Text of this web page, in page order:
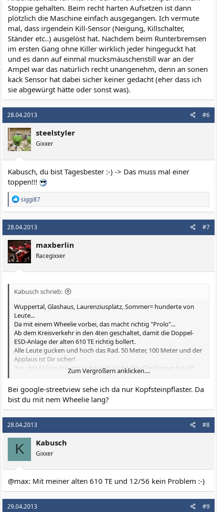
Stoppie gehalten. Beim recht harten Aufsetzen ist dann
plötzlich die Maschine einfach ausgegangen. Ich vermute
mal, dass irgendein Kill-Sensor (Neigung, Killschalter,
Ständer etc..) ausgelöst hat. Nachdem beim Runterbremsen
im ersten Gang ohne Killer wirklich jeder hingeguckt hat
und es dann auf einmal mucksmäuschenstill war an der
Ampel war das natürlich recht unangenehm, denn an sonen
kack Sensor hat dabei sicher keiner gedacht (eher dass ich
sie abgewürgt hätte oder sonst was).
28.04.2013 #6
steelstyler
Gixxer
Kabusch, du bist Tagesbester :-) -> Das muss mal einer
toppen!!!
R
e
a
k
t
i
o
n
e
n
siggi87
28.04.2013 #7
maxberlin
Racegixxer
Kabusch schrieb:
Wuppertal, Glashaus, Laurenziusplatz, Sommer= hunderte von
Leute...
Da mit einem Wheelie vorbei, das macht richtig "Prolo"...
Ab dem Kreisverkehr in den 4ten geschaltet, damit die Doppel-
ESD-Anlage der alten 610 TE richtig bollert.
Alle Leute gucken und hoch das Rad. 50 Meter, 100 Meter und der
Applaus ist Dir sicher!
Yep, der Ablaus war mir sicher = In Höhe des Glashauses bin ich
dann nach hinten übergekippt und lang
die Strasse entlang gerutscht. Nix passiert. Nachdem das Lachen
und Klatschen verschallt war habe ich versucht
die Maschine wieder anzutreten. Direkt vor´m Glashaus...
Alles war ruhig und alle schauten...
Es klappte zum Verrecken nicht und ich verbeugte mich vor dem
"Puplikum"...und schob sie anschließend in die
Seitenstrasse Richtung Breuersaal...
Noch mal tobener Ablaus und ein Artikel in der WZ mit Bild (war
nämlich gerade ein Hobbyfotograf auf dem Laurenziusplatz).
Schön war´s trotzdem
Zum Vergrößern anklicken....
Bei google-streetview sehe ich da nur Kopfsteinpflaster. Da
bist du mit nem Wheelie lang?
28.04.2013 #8
K Kabusch
Gixxer
@max: Mit meiner alten 610 TE und 12/56 kein Problem :-)
29.04.2013 #9